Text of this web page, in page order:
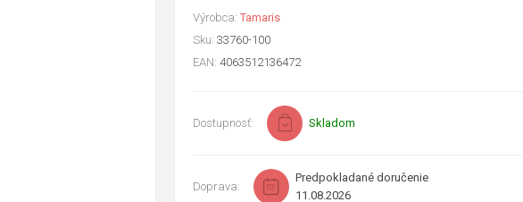
Výrobca: Tamaris
Sku: 33760-100
EAN: 4063512136472
Dostupnosť: Skladom
Doprava:
Predpokladané doručenie
11.08.2026